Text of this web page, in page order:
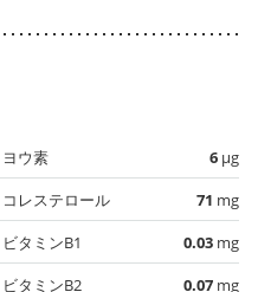
ヨウ素 6 µg
コレステロール
71 mg
ビタミンB1
0.03 mg
ビタミンB2
0.07 mg